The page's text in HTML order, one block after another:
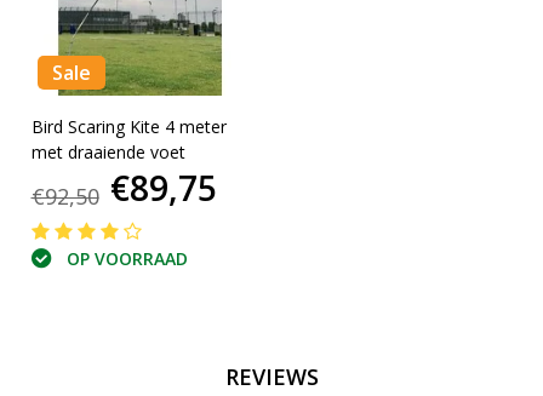
Sale
Bird Scaring Kite 4 meter
met draaiende voet
€92,50 €89,75
OP VOORRAAD
REVIEWS